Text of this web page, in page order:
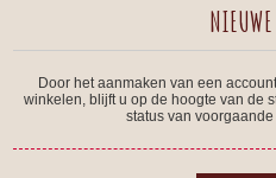
Door het aanmaken van een
winkelen, blijft u op de hoogte van de
status van